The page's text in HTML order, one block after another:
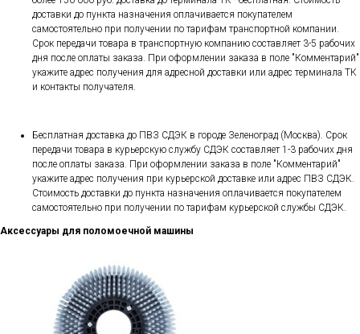
доставки до пункта назначения оплачивается покупателем
самостоятельно при получении по тарифам транспортной компании.
Срок передачи товара в транспортную компанию составляет 3-5 рабочих
дня после оплаты заказа. При оформлении заказа в поле "Комментарий"
укажите адрес получения для адресной доставки или адрес терминала ТК
и контакты получателя.
Бесплатная доставка до ПВЗ СДЭК в городе Зеленоград (Москва). Срок
передачи товара в курьерскую службу СДЭК составляет 1-3 рабочих дня
после оплаты заказа. При оформлении заказа в поле "Комментарий"
укажите адрес получения при курьерской доставке или адрес ПВЗ СДЭК.
Стоимость доставки до пункта назначения оплачивается покупателем
самостоятельно при получении по тарифам курьерской службы СДЭК.
Аксессуары для поломоечной машины